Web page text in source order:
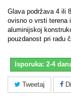
Glava podržava 4 ili
ovisno o vrsti terena
aluminijskoj
pouzdanost pri radu
Isporuka: 2-4
Tweetaj